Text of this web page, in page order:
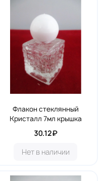
Флакон стеклянный
Кристалл 7мл крышка
30.12₽
Нет в наличии